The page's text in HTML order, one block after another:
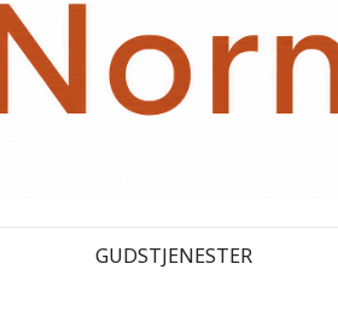
GUDSTJENESTER